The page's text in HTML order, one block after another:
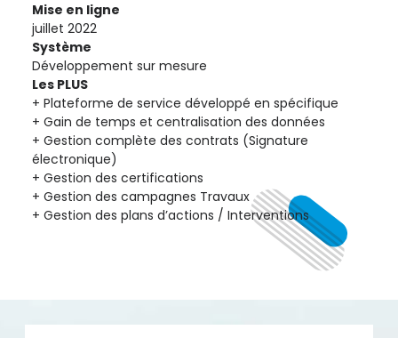
Mise en ligne
juillet 2022
Système
Développement sur mesure
Les PLUS
Plateforme de service développé en spécifique
Gain de temps et centralisation des données
Gestion complète des contrats (Signature
électronique)
Gestion des certifications
Gestion des campagnes Travaux
Gestion des plans d’actions / Interventions